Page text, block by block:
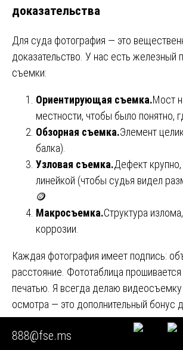
доказательства
Для суда фотография — это
доказательство. У нас есть железный
съемки:
Ориентирующая съемка.Мост
местности, чтобы было понятно,
Обзорная съемка.Элемент
балка).
Узловая съемка.Дефект
линейкой (чтобы судья видел
🪙
Макросъемка.Структура
коррозии.
Каждая фотография имеет подпись:
расстояние. Фототаблица прошивается
печатью. Я всегда делаю
осмотра — это дополнительный бонус
Глава 16. 🏗️ Особые случаи:
888@fse.ms